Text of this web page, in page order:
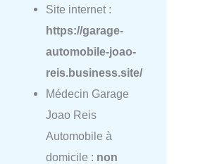
Site internet :
https://garage-
automobile-joao-
reis.business.site/
Médecin Garage
Joao Reis
Automobile à
domicile : non